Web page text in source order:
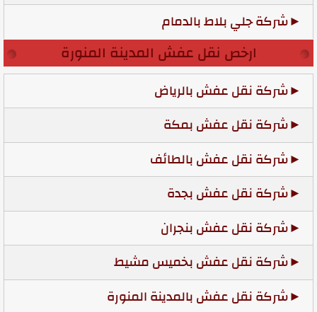
شركة جلي بلاط بالدمام
ارخص نقل عفش المدينة المنورة
شركة نقل عفش بالرياض
شركة نقل عفش بمكة
شركة نقل عفش بالطائف
شركة نقل عفش بجدة
شركة نقل عفش بنجران
شركة نقل عفش بخميس مشيط
شركة نقل عفش بالمدينة المنورة